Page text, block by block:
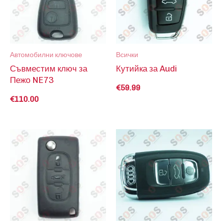
Автомобилни ключове
Съвместим ключ за
Пежо NE73
€110.00
Всички
Кутийка за Audi
€59.99